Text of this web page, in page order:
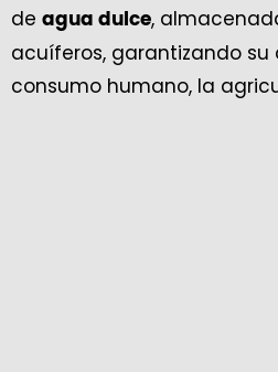
de agua dulce,
acuíferos, garantizando su
consumo humano, la